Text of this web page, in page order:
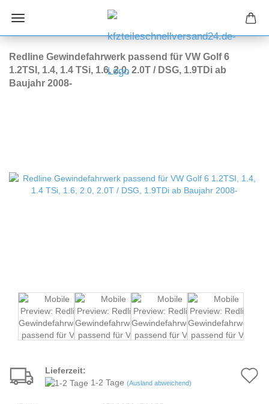
Redline Gewindefahrwerk passend für VW Golf 6
1.2TSI, 1.4, 1.4 TSi, 1.6, 2.0, 2.0T / DSG, 1.9TDi ab
Baujahr 2008-
Lieferzeit:
1-2 Tage (Ausland abweichend)